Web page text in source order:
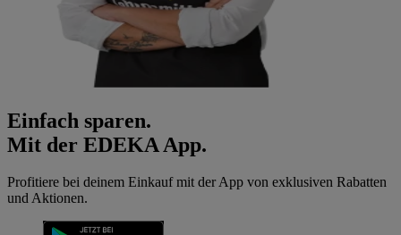
Einfach sparen.
Mit der EDEKA App.
Profitiere bei deinem Einkauf mit der App von exklusiven Rabatten
und Aktionen.